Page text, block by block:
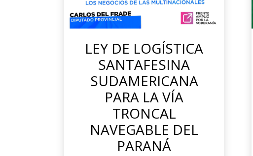
LEY DE LOGÍSTICA
SANTAFESINA
SUDAMERICANA
PARA LA VÍA
TRONCAL
NAVEGABLE DEL
PARANÁ